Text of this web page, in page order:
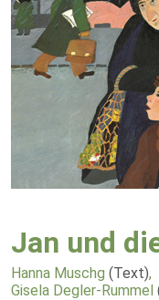
Jan und
Hanna Muschg (Text),
Gisela Degler-Rummel